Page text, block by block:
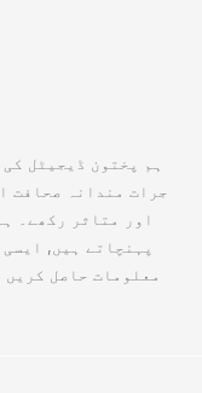
ہم پختون ڈیجیٹل
جرات مندانہ صحافت
اور متاثر رکھے۔
پہنچاتے ہیں,
معلومات حاصل کریں